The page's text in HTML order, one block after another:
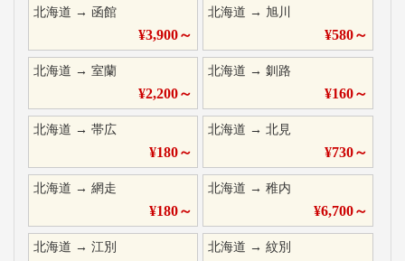
北海道 → 函館
¥3,900～
北海道 →旭川
¥580～
北海道 → 室蘭
¥2,200～
北海道 →釧路
¥160～
北海道 → 帯広
¥180～
北海道 →北見
¥730～
北海道 → 網走
¥180～
北海道 →稚内
¥6,700～
北海道 → 江別 北海道 →紋別